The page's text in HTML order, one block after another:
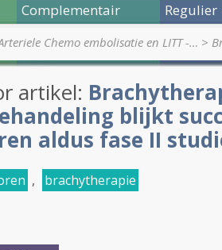
Complementair Regulier
Chemo embolisatie en LITT -… >
artikel:
blijkt
aldus fase II
, brachytherapie